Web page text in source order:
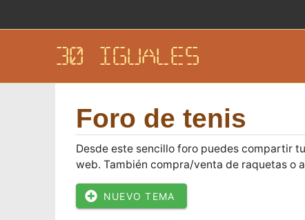
30 IGUALES
Foro de tenis
Desde este sencillo foro puedes compartir
web. También compra/venta de raquetas o
NUEVO TEMA